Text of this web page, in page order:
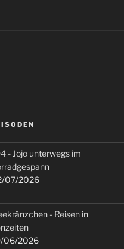
- Jojo unterwegs im
07/2026
- Reisen in
06/2026